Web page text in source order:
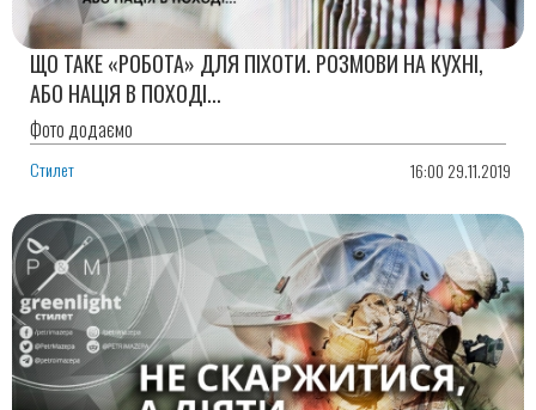
ЩО ТАКЕ «РОБОТА» ДЛЯ ПІХОТИ. РОЗМОВИ НА КУХНІ,
АБО НАЦІЯ В ПОХОДІ...
Фото додаємо
Стилет 16:00 29.11.2019